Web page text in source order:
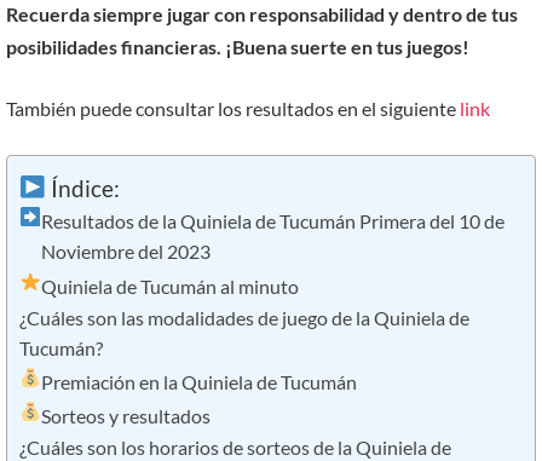
Recuerda siempre jugar con responsabilidad y dentro de tus
posibilidades financieras. ¡Buena suerte en tus juegos!
También puede consultar los resultados en el siguiente link
Índice:
Resultados de la Quiniela de Tucumán Primera del 10 de
Noviembre del 2023
Quiniela de Tucumán al minuto
¿Cuáles son las modalidades de juego de la Quiniela de
Tucumán?
Premiación en la Quiniela de Tucumán
Sorteos y resultados
¿Cuáles son los horarios de sorteos de la Quiniela de